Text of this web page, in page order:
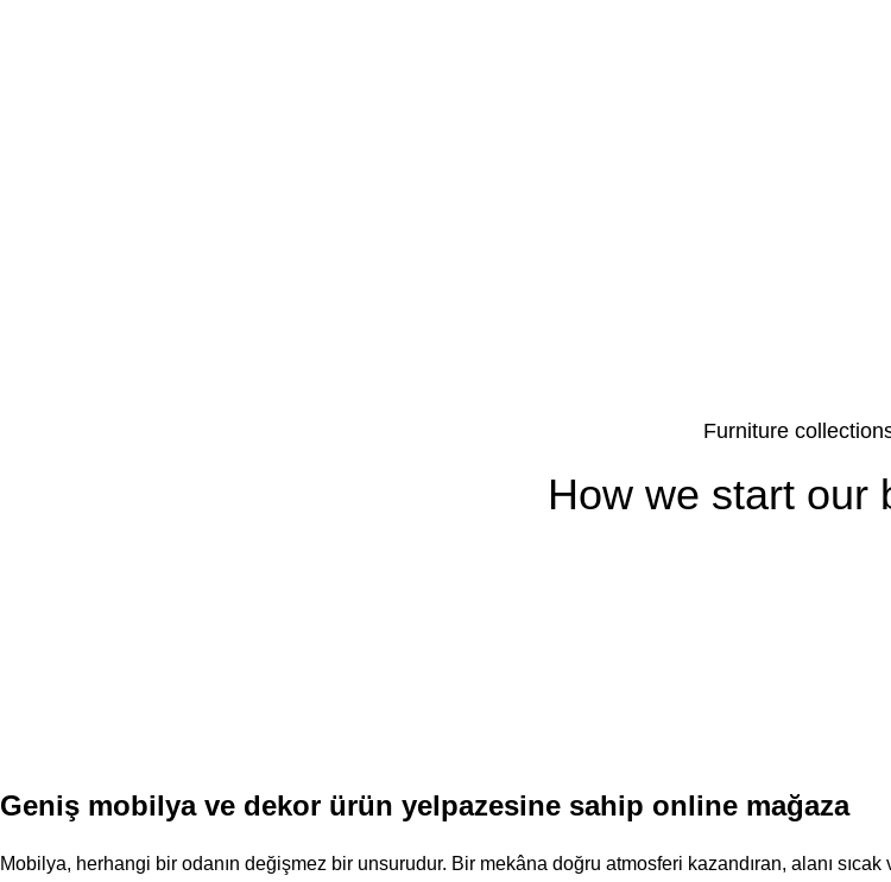
Furniture
How we start our
Geniş mobilya ve dekor ürün yelpazesine sahip online mağaza
Mobilya, herhangi bir odanın değişmez bir unsurudur. Bir mekâna doğru atmosferi kazandıran, alanı